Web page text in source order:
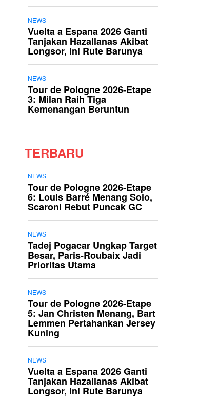
NEWS
Vuelta a Espana 2026 Ganti
Tanjakan Hazallanas Akibat
Longsor, Ini Rute Barunya
NEWS
Tour de Pologne 2026-Etape
3: Milan Raih Tiga
Kemenangan Beruntun
TERBARU
NEWS
Tour de Pologne 2026-Etape
6: Louis Barré Menang Solo,
Scaroni Rebut Puncak GC
NEWS
Tadej Pogacar Ungkap Target
Besar, Paris-Roubaix Jadi
Prioritas Utama
NEWS
Tour de Pologne 2026-Etape
5: Jan Christen Menang, Bart
Lemmen Pertahankan Jersey
Kuning
NEWS
Vuelta a Espana 2026 Ganti
Tanjakan Hazallanas Akibat
Longsor, Ini Rute Barunya